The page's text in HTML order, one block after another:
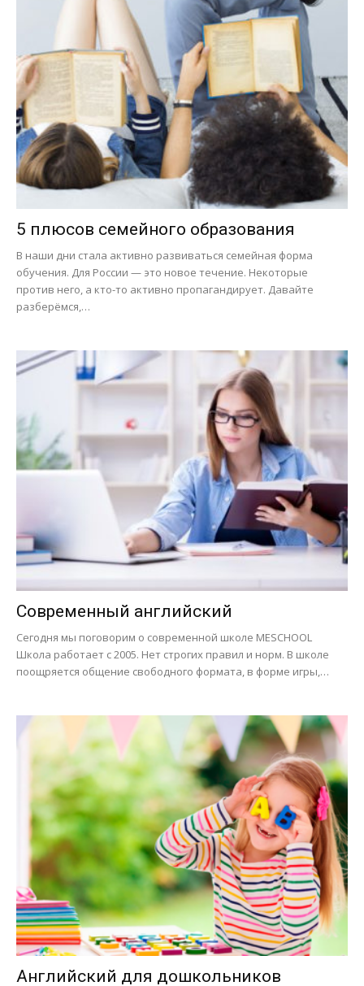
5 плюсов семейного образования
В наши дни стала активно развиваться семейная форма
обучения. Для России — это новое течение. Некоторые
против него, а кто-то активно пропагандирует. Давайте
разберёмся,…
Современный английский
Сегодня мы поговорим о современной школе MESCHOOL
Школа работает с 2005. Нет строгих правил и норм. В школе
поощряется общение свободного формата, в форме игры,…
Английский для дошкольников